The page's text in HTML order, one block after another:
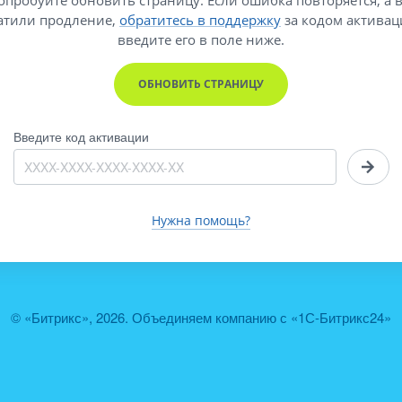
© «Битрикс», 2026. Объединяем компанию с «1С-Битрикс24»
продление, обратитесь в поддержку за кодом
введите его в поле ниже.
ОБНОВИТЬ СТРАНИЦУ
Введите код активации
Нужна помощь?